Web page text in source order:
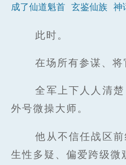
成了仙道魁首
玄鉴仙族 神
此时。
在场所有参谋、将
全军上下人人清
外号微操大师。
他从不信任战区前
生性多疑、偏爱跨级微